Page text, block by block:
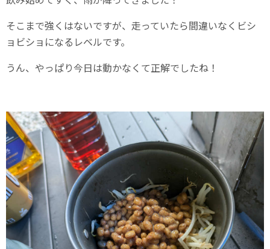
そこまで強くはないですが、走っていたら間違いなくビシ
ョビショになるレベルです。
うん、やっぱり今日は動かなくて正解でしたね！